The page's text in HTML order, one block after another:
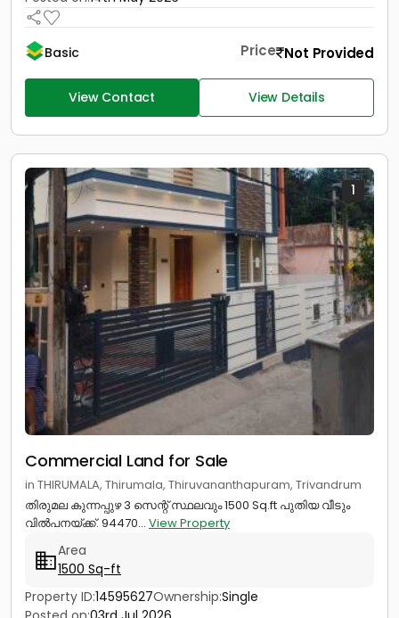
Basic Price Not Provided
View Contact View Details
1
Commercial Land for Sale
in THIRUMALA, Thirumala, Thiruvananthapuram, Trivandrum
തിരുമല കുന്നപ്പുഴ 3 സെന്റ് സ്ഥലവും 1500 Sq.ft പുതിയ വീടും
വിൽപനയ്ക്ക്. 94470... View Property
Area
1500 Sq-ft
Property ID:14595627Ownership:Single